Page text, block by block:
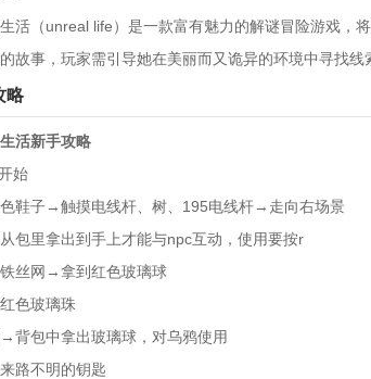
活（unreal life）是一款富有魅力的解谜冒险游戏，
故事，玩家需引导她在美丽而又诡异的环境中寻找
略
活新手攻略
始
鞋子→触摸电线杆、树、195电线杆→走向右场景
包里拿出到手上才能与npc互动，使用要按r
丝网→拿到红色玻璃球
色玻璃珠
背包中拿出玻璃球，对乌鸦使用
路不明的钥匙